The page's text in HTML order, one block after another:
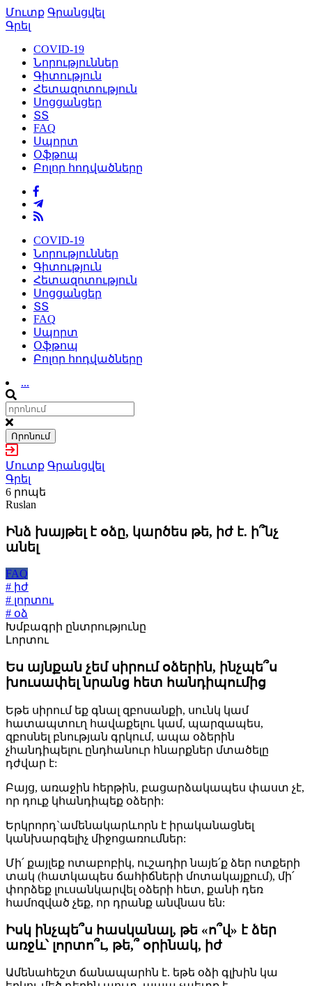
Մուտք Գրանցվել
Գրել
COVID-19
Նորություններ
Գիտություն
Հետազոտություն
Սոցցանցեր
ՏՏ
FAQ
Սպորտ
Օֆթոպ
Բոլոր հոդվածները
COVID-19
Նորություններ
Գիտություն
Հետազոտություն
Սոցցանցեր
ՏՏ
FAQ
Սպորտ
Օֆթոպ
Բոլոր հոդվածները
...
Որոնում
Մուտք Գրանցվել
Գրել
6 րոպե
Ruslan
Ինձ խայթել է օձը, կարծես թե, իժ է. ի՞նչ
անել
FAQ
# իժ
# լորտու
# օձ
Խմբագրի ընտրությունը
Լորտու
Ես այնքան չեմ սիրում օձերին, ինչպե՞ս
խուսափել նրանց հետ հանդիպումից
Եթե սիրում եք գնալ զբոսանքի, սունկ կամ
հատապտուղ հավաքելու կամ, պարզապես,
զբոսնել բնության գրկում, ապա օձերին
չհանդիպելու ընդհանուր հնարքներ մտածելը
դժվար է:
Բայց, առաջին հերթին, բացարձակապես փաստ չէ,
որ դուք կհանդիպեք օձերի:
Երկրորդ`ամենակարևորն է իրականացնել
կանխարգելիչ միջոցառումներ:
Մի՛ քայլեք ոտաբոբիկ, ուշադիր նայե՛ք ձեր ոտքերի
տակ (հատկապես ճահիճների մոտակայքում), մի՛
փորձեք լուսանկարվել օձերի հետ, քանի դեռ
համոզված չեք, որ դրանք անվնաս են:
Իսկ ինչպե՞ս հասկանալ, թե «ո՞վ» է ձեր
առջև՝ լորտո՞ւ, թե,՞ օրինակ, իժ
Ամենահեշտ ճանապարհն է. եթե օձի գլխին կա